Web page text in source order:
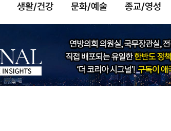
생활/건강 문화/예술 종교/영성